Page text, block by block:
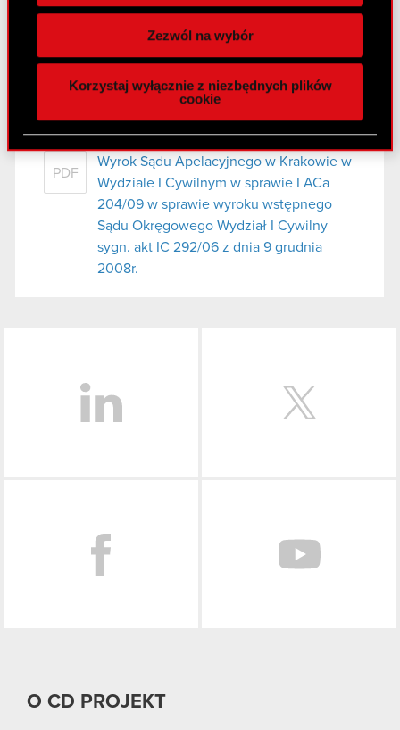
funkcje społecznościowe i analizować ruch w
naszej witrynie. Informacje o tym, jak korzystasz
z naszej witryny, udostępniamy partnerom
Partnerzy mogą połączyć te informacje z innymi
danymi otrzymanymi od Ciebie lub uzyskanymi
podczas korzystania z ich usług. Kontynuując
korzystanie z naszej witryny, zgadasz się na
używanie plików cookie.
Zezwól na wybór
Korzystaj wyłącznie z niezbędnych plików
cookie
Raport bieżący nr 14/2009
PDF
Wyrok Sądu Apelacyjnego w Krakowie w
Wydziale I Cywilnym w sprawie I ACa
204/09 w sprawie wyroku wstępnego
Sądu Okręgowego Wydział I Cywilny
sygn. akt IC 292/06 z dnia 9 grudnia
2008r.
O CD PROJEKT